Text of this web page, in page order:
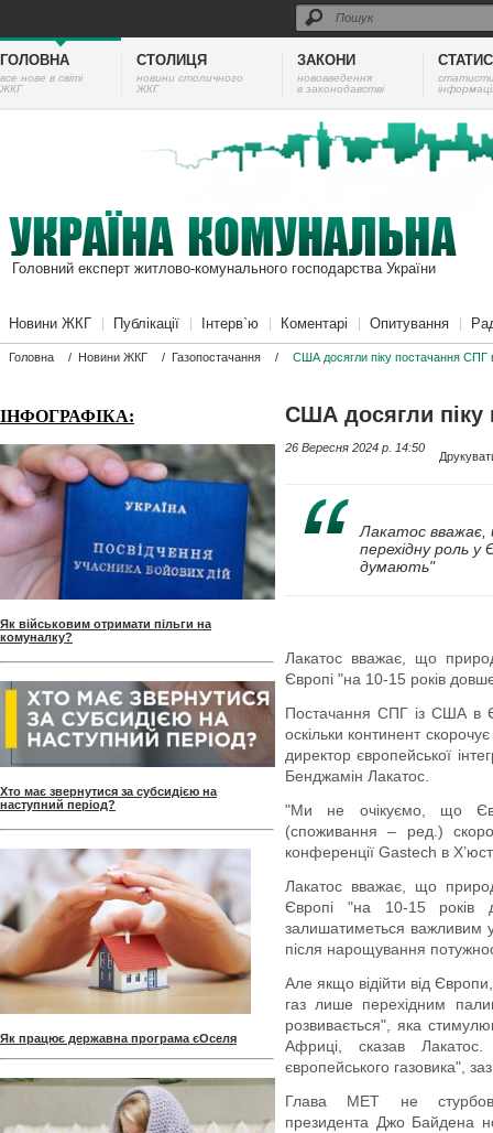
ГОЛОВНА
все нове в світі
ЖКГ
СТОЛИЦЯ
новини столичного
ЖКГ
ЗАКОНИ
нововведення
в законодавстві
Головний експерт житлово-комунального господарства України
Новини ЖКГ Публікації Інтерв`ю Коментарі Опитування
Головна / Новини ЖКГ / Газопостачання / США досягли піку постачання СПГ
ІНФОГРАФІКА:
Як військовим отримати пільги на
комуналку?
Хто має звернутися за субсидією на
наступний період?
Як працює державна програма єОселя
США досягли піку
26 Вересня 2024 p. 14:50
Лакатос вважає,
перехідну роль у
думають"
Лакатос вважає, що
Європі "на 10-15 років
Постачання СПГ із США в
оскільки континент
директор європейської
Бенджамін Лакатос.
"Ми не очікуємо, що
(споживання – ред.)
конференції Gastech в
Лакатос вважає, що
Європі "на 10-15
залишатиметься важливим у
після нарощування
Але якщо відійти від
газ лише перехідним
розвивається", яка
Африці, сказав
європейського газовика",
Глава MET не
президента Джо Байдена